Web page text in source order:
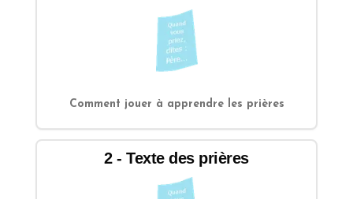
Comment jouer à apprendre les prières
2-Texte des prières